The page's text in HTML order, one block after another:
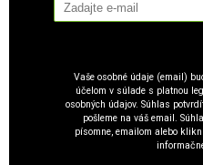
Vaše osobné údaje (email)
účelom v súlade s platnou
osobných údajov. Súhlas
pošleme na váš email.
písomne, emailom alebo